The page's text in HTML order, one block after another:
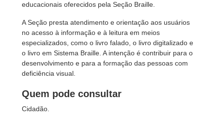
educacionais oferecidos pela Seção Braille.
A Seção presta atendimento e orientação aos usuários
no acesso à informação e à leitura em meios
especializados, como o livro falado, o livro digitalizado e
o livro em Sistema Braille. A intenção é contribuir para o
desenvolvimento e para a formação das pessoas com
deficiência visual.
Quem pode consultar
Cidadão.